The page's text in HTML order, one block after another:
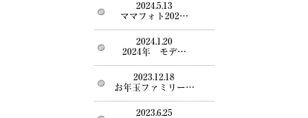
2024.5.13
ママフォト202…
2024.1.20
2024年 モデ…
2023.12.18
お年玉ファミリー…
2023.6.25